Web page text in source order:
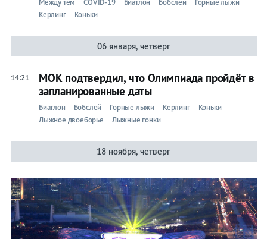
Между тем COVID-19 Биатлон Бобслей
Горные лыжи
Кёрлинг
Коньки
06 января, четверг
14:21
МОК подтвердил, что Олимпиада пройдёт в
запланированные даты
Биатлон Бобслей Горные лыжи Кёрлинг
Коньки
Лыжное двоеборье
Лыжные гонки
18 ноября, четверг